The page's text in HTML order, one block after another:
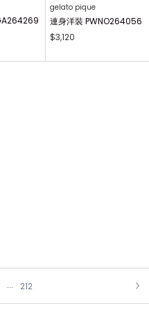
gelato pique
連身洋裝 PWNO264056
$3,120
...
212